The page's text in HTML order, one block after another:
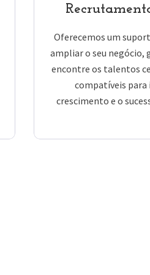
Oferecemos um
ampliar o seu negócio,
encontre os talentos
compatíveis
crescimento e o